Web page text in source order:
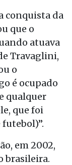
conquista da
que o
atuava
Travaglini,
o
é ocupado
qualquer
que foi
futebol)”.
em 2002,
brasileira.